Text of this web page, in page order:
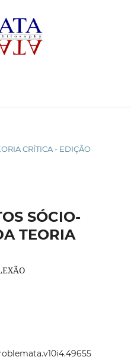
CRÍTICA - EDIÇÃO
SÓCIO-
TEORIA